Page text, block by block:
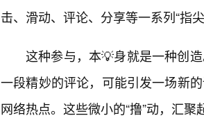
击、滑动、评论、分享等一系列“指
这种参与，本💡身就是一种创
一段精妙的评论，可能引发一场新
网络热点。这些微小的“撸”动，汇聚